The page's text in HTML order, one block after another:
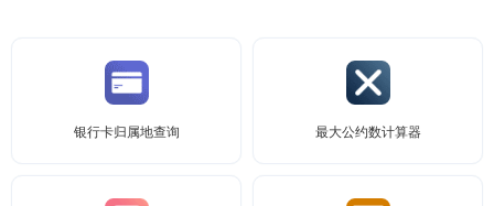
银行卡归属地查询 最大公约数计算器